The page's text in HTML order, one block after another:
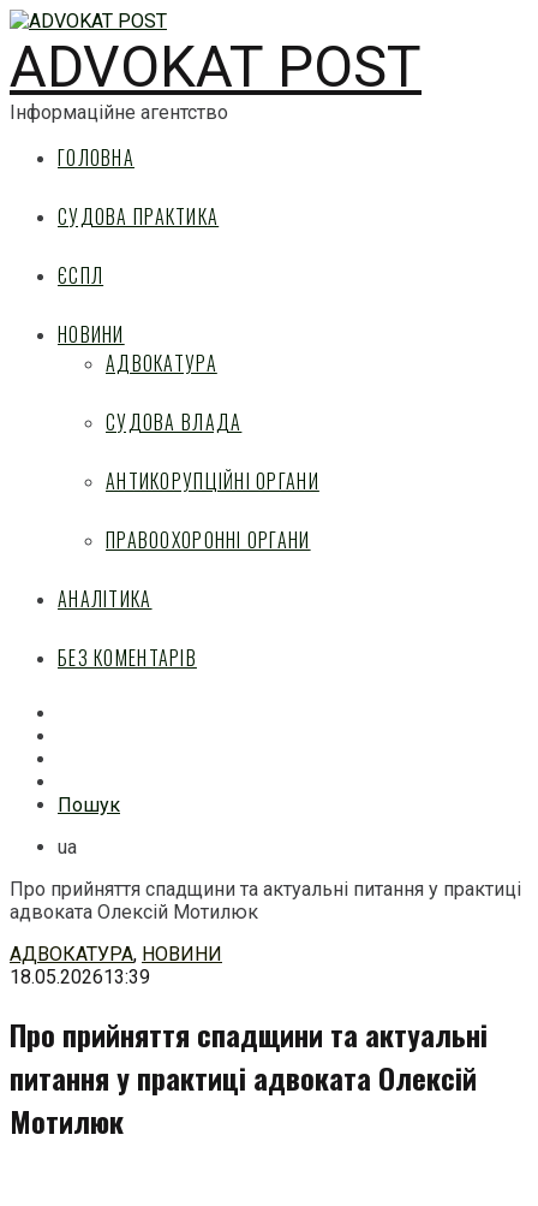
ADVOKAT POST
Інформаційне агентство
ГОЛОВНА
СУДОВА ПРАКТИКА
ЄСПЛ
НОВИНИ
АДВОКАТУРА
СУДОВА ВЛАДА
АНТИКОРУПЦІЙНІ ОРГАНИ
ПРАВООХОРОННІ ОРГАНИ
АНАЛІТИКА
БЕЗ КОМЕНТАРІВ
Пошук
ua
Про прийняття спадщини та актуальні питання у практиці
адвоката Олексій Мотилюк
Перейти
до
АДВОКАТУРА, НОВИНИ
18.05.202613:39
Про прийняття спадщини та актуальні
питання у практиці адвоката Олексій
Мотилюк